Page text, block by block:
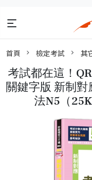
首頁 檢定考試 其
考試都在這！
關鍵字版 新制
法N5（